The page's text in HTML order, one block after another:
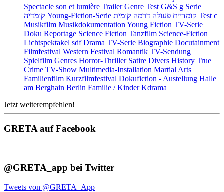
Spectacle son et lumière Trailer Genre Test G&S g Serie
קומדיה Young-Fiction-Serie קומדיית פעולה דרמה קומית
Test c
Musikfilm Musikdokumentation Young Fiction TV-Serie
Doku Reportage Science Fiction Tanzfilm Science-Fiction
Lichtspektakel sdf Drama TV-Serie Biographie Docutainment
Filmfestival Western Festival Romantik TV-Sendung
Spielfilm Genres Horror-Thriller Satire Divers History True
Crime TV-Show Multimedia-Installation Martial Arts
Familienfilm Kurzfilmfestival Dokufiction - Austellung Halle
am Berghain Berlin Familie / Kinder Kdrama
Jetzt weiterempfehlen!
GRETA auf Facebook
@GRETA_app bei Twitter
Tweets von @GRETA_App